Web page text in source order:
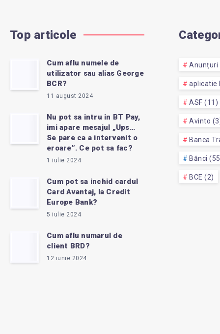
Top articole
Cum aflu numele de
utilizator sau alias George
BCR?
11 august 2024
Nu pot sa intru in BT Pay,
imi apare mesajul „Ups…
Se pare ca a intervenit o
eroare”. Ce pot sa fac?
1 iulie 2024
Cum pot sa inchid cardul
Card Avantaj, la Credit
Europe Bank?
5 iulie 2024
Cum aflu numarul de
client BRD?
12 iunie 2024
Anunțuri
aplicatie
ASF (11)
Avinto
Banca
Bănci
BCE (2)